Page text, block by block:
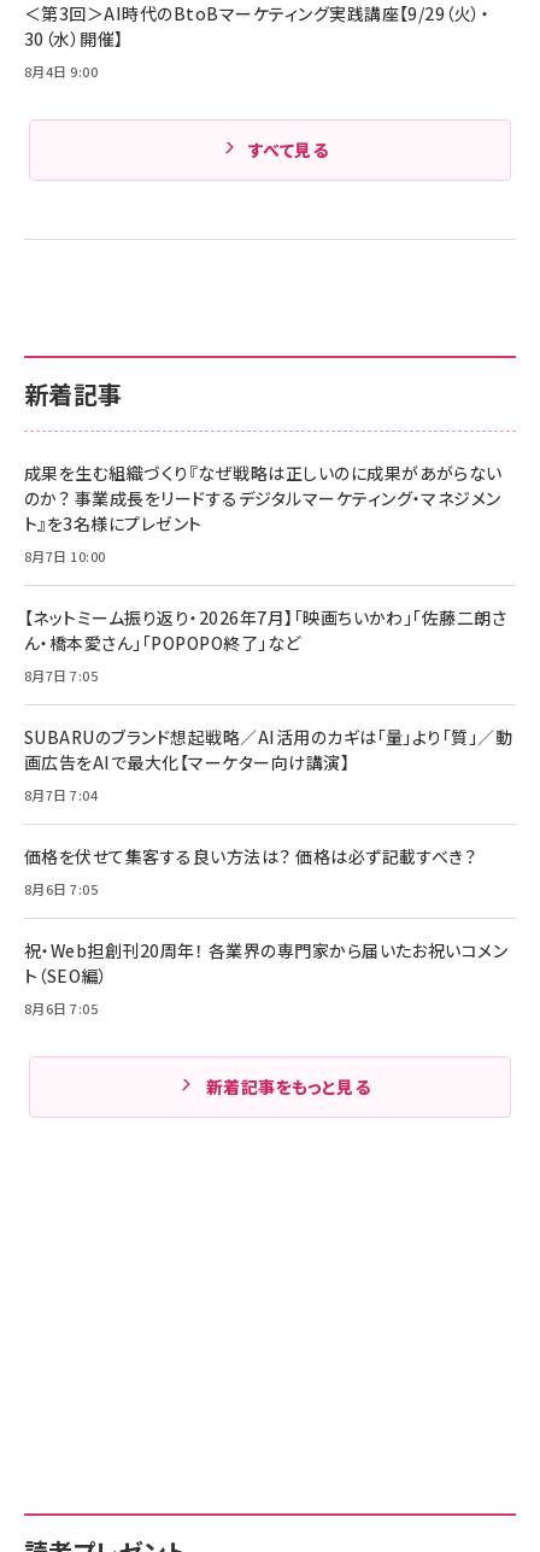
新着記事
成果を生む組織づくり『なぜ戦略は正しいのに成果があがらない
のか？ 事業成長をリードするデジタルマーケティング・マネジメン
ト』を3名様にプレゼント
8月7日 10:00
【ネットミーム振り返り・2026年7月】「映画ちいかわ」「佐藤二朗さ
ん・橋本愛さん」「POPOPO終了」など
8月7日 7:05
SUBARUのブランド想起戦略／AI活用のカギは「量」より「質」／動
画広告をAIで最大化【マーケター向け講演】
8月7日 7:04
価格を伏せて集客する良い方法は？ 価格は必ず記載すべき？
8月6日 7:05
祝・Web担創刊20周年！ 各業界の専門家から届いたお祝いコメン
ト（SEO編）
8月6日 7:05
新着記事をもっと見る
＜第3回＞AI時代のBtoBマーケティング実践講座【9/29（火）・
30（水）開催】
8月4日 9:00
すべて見る